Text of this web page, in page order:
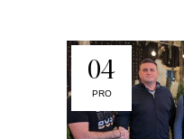
04
PRO